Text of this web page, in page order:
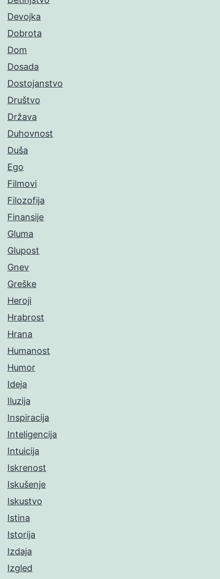
Devojka
Dobrota
Dom
Dosada
Dostojanstvo
Društvo
Država
Duhovnost
Duša
Ego
Filmovi
Filozofija
Finansije
Gluma
Glupost
Gnev
Greške
Heroji
Hrabrost
Hrana
Humanost
Humor
Ideja
Iluzija
Inspiracija
Inteligencija
Intuicija
Iskrenost
Iskušenje
Iskustvo
Istina
Istorija
Izdaja
Izgled